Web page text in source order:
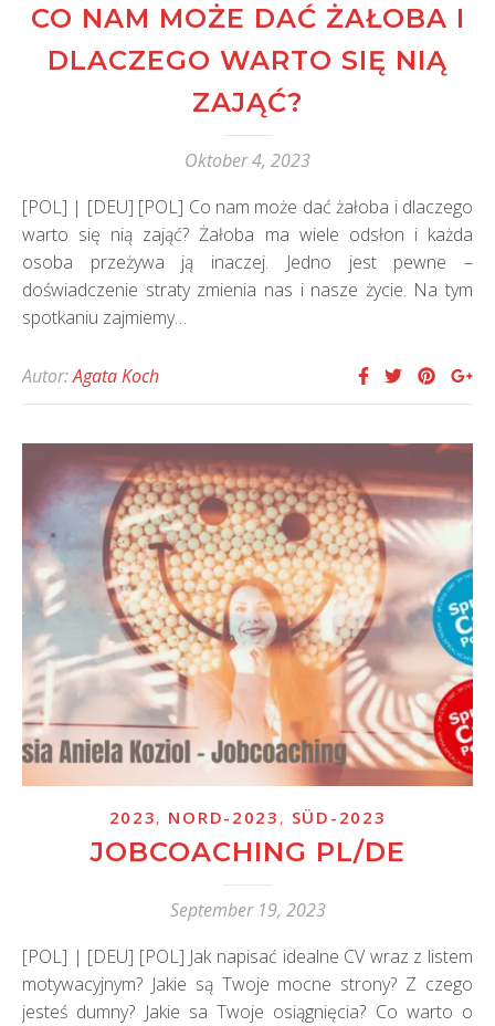
CO NAM MOŻE DAĆ ŻAŁOBA I
DLACZEGO WARTO SIĘ NIĄ
ZAJĄĆ?
Oktober 4, 2023
[POL] | [DEU] [POL] Co nam może dać żałoba i dlaczego
warto się nią zająć? Żałoba ma wiele odsłon i każda
osoba przeżywa ją inaczej. Jedno jest pewne –
doświadczenie straty zmienia nas i nasze życie. Na tym
spotkaniu zajmiemy…
Autor:Agata Koch
2023, NORD-2023 , SÜD-2023
JOBCOACHING PL/DE
September 19, 2023
[POL] | [DEU] [POL] Jak napisać idealne CV wraz z listem
motywacyjnym? Jakie są Twoje mocne strony? Z czego
jesteś dumny? Jakie sa Twoje osiągnięcia? Co warto o